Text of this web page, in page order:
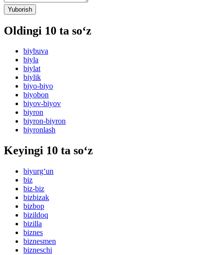
Yuborish
Oldingi 10 ta so‘z
biybuva
biyla
biylat
biylik
biyo-biyo
biyobon
biyov-biyov
biyron
biyron-biyron
biyronlash
Keyingi 10 ta so‘z
biyurg‘un
biz
biz-biz
bizbizak
bizbop
bizildoq
bizilla
biznes
biznesmen
bizneschi